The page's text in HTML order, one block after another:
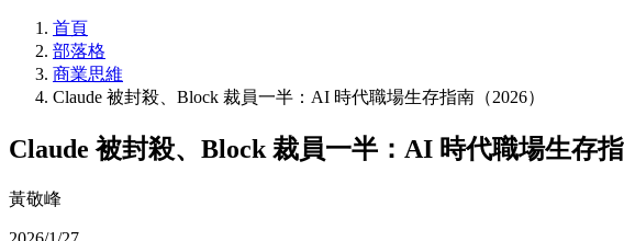
首頁
部落格
商業思維
Claude 被封殺、Block 裁員一半：AI 時代職場生存指南（2026）
Claude 被封殺、Block 裁員一半：AI 時代職場生存指
黃敬峰